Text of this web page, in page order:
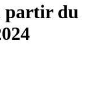
partir du